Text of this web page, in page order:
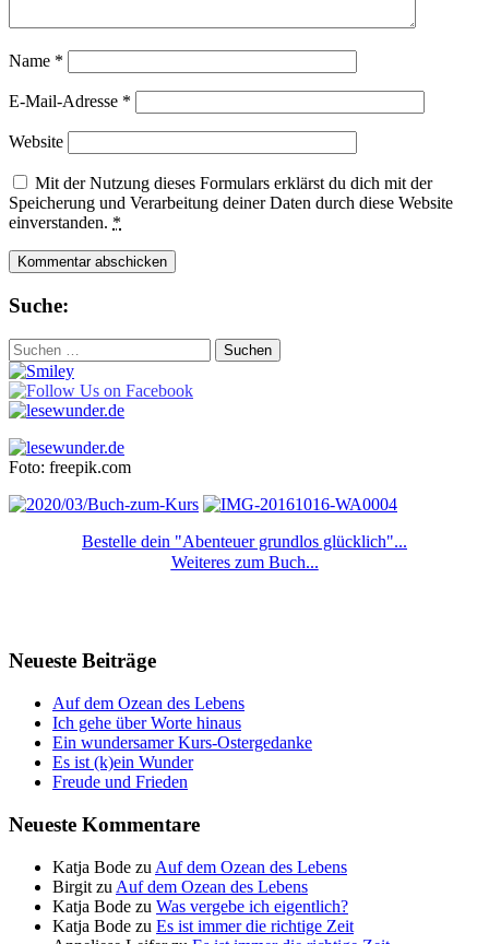
Name *
E-Mail-Adresse *
Website
Mit der Nutzung dieses Formulars erklärst du dich mit der
Speicherung und Verarbeitung deiner Daten durch diese Website
einverstanden. *
Suche:
Suchen
nach:
Foto: freepik.com
Bestelle dein "Abenteuer grundlos glücklich"...
Weiteres zum Buch...
Neueste Beiträge
Auf dem Ozean des Lebens
Ich gehe über Worte hinaus
Ein wundersamer Kurs-Ostergedanke
Es ist (k)ein Wunder
Freude und Frieden
Neueste Kommentare
Katja Bode zu Auf dem Ozean des Lebens
Birgit zu Auf dem Ozean des Lebens
Katja Bode zu Was vergebe ich eigentlich?
Katja Bode zu Es ist immer die richtige Zeit